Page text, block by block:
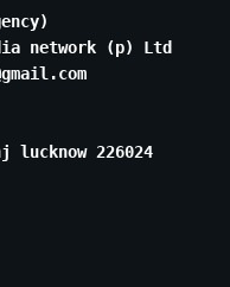
network (p) Ltd
lucknow 226024